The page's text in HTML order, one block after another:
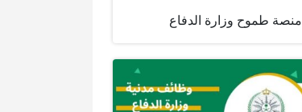
منصة طموح وزارة الدفاع